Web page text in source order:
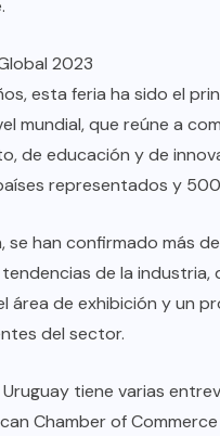
2023
esta feria ha sido el
mundial, que reúne a
de educación y de
representados y
se han confirmado más
de la
área de exhibición y un
del sector.
tiene varias
Chamber of